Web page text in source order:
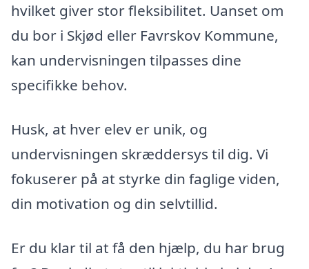
hvilket giver stor fleksibilitet. Uanset om
du bor i Skjød eller Favrskov Kommune,
kan undervisningen tilpasses dine
specifikke behov.
Husk, at hver elev er unik, og
undervisningen skræddersys til dig. Vi
fokuserer på at styrke din faglige viden,
din motivation og din selvtillid.
Er du klar til at få den hjælp, du har brug